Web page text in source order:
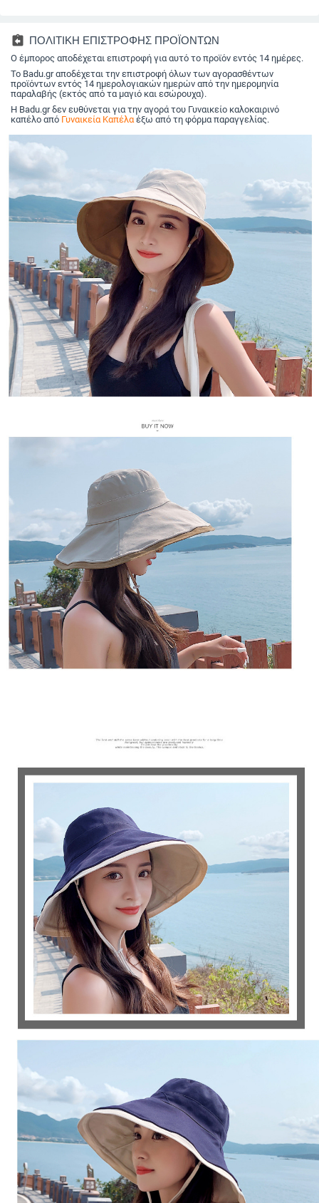
Μαύρο Trucker
Fishing
Caps Quick Drying
Basin Cap
assignment_return ΠΟΛΙΤΙΚΗ ΕΠΙΣΤΡΟΦΗΣ ΠΡΟΪΟΝΤΩΝ
Ο έμπορος αποδέχεται επιστροφή για αυτό το προϊόν εντός 14 ημέρες.
Το Badu.gr αποδέχεται την επιστροφή όλων των αγορασθέντων
προϊόντων εντός 14 ημερολογιακών ημερών από την ημερομηνία
παραλαβής (εκτός από τα μαγιό και εσώρουχα).
Η Badu.gr δεν ευθύνεται για την αγορά του Γυναικείο καλοκαιρινό
καπέλο από Γυναικεία Καπέλαέξω από τη φόρμα παραγγελίας.